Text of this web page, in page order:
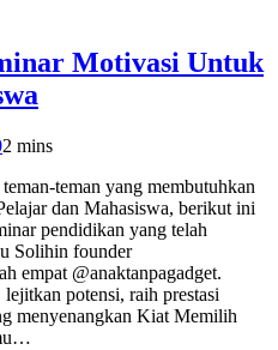
Motivasi Untuk
2 mins
teman yang membutuhkan
dan Mahasiswa, berikut ini
pendidikan yang telah
Solihin founder
empat @anaktanpagadget.
potensi, raih prestasi
menyenangkan Kiat Memilih